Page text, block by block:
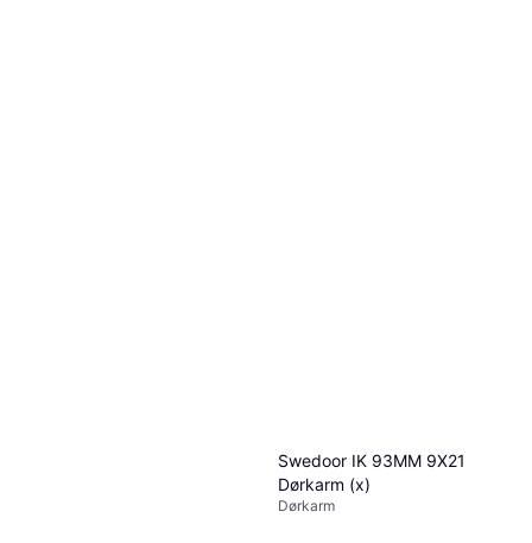
Swedoor IK 93MM 9X21
Dørkarm (x)
Dørkarm